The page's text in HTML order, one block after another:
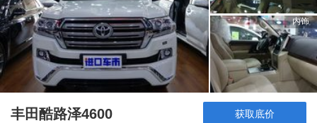
内饰
丰田酷路泽4600 获取底价